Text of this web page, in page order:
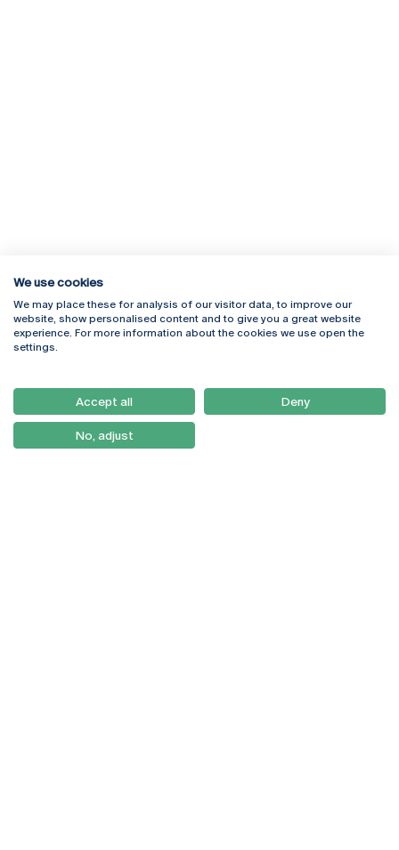
Rua Diogo Botelho 1327
4169-005 Porto
+351 226 196 240
Campus Online
Webmail
Como Chegar
Newsletter
We use cookies
We may place these for analysis of our visitor data, to improve our
website, show personalised content and to give you a great website
experience. For more information about the cookies we use open the
settings.
Accept all Deny
No, adjust